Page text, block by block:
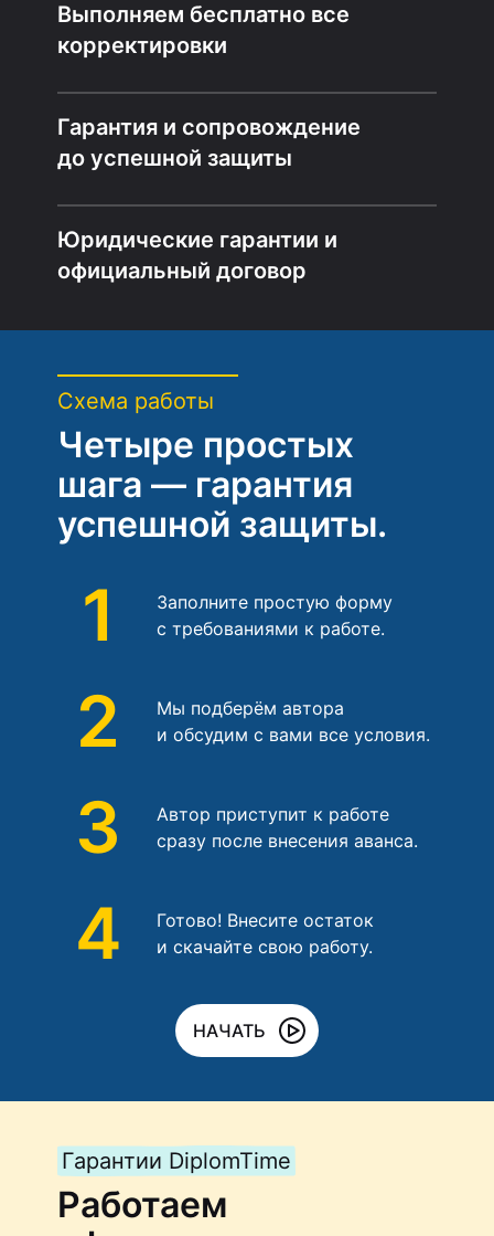
Выполняем бесплатно все
корректировки
Гарантия и сопровождение
до успешной защиты
Юридические гарантии и
официальный договор
Схема работы
Четыре простых
шага — гарантия
успешной защиты.
1
Заполните простую форму
с требованиями к работе.
2
Мы подберём автора
и обсудим с вами все условия.
3
Автор приступит к работе
сразу после внесения аванса.
4
Готово! Внесите остаток
и скачайте свою работу.
НАЧАТЬ
Гарантии DiplomTime
Работаем